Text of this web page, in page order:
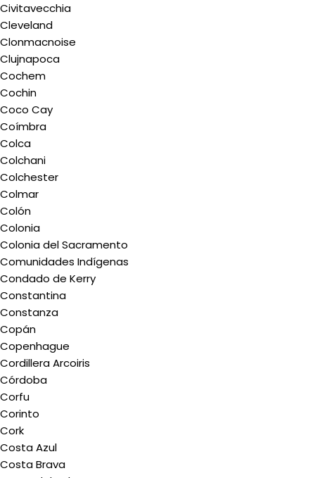
Civitavecchia
Cleveland
Clonmacnoise
Clujnapoca
Cochem
Cochin
Coco Cay
Coímbra
Colca
Colchani
Colchester
Colmar
Colón
Colonia
Colonia del Sacramento
Comunidades Indígenas
Condado de Kerry
Constantina
Constanza
Copán
Copenhague
Cordillera Arcoiris
Córdoba
Corfu
Corinto
Cork
Costa Azul
Costa Brava